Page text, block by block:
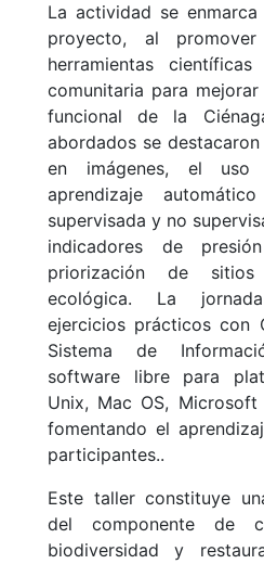
La actividad se
proyecto, al
herramientas
comunitaria para
funcional de la
abordados se
en imágenes, el
aprendizaje
supervisada y no
indicadores de
priorización de sitios
ecológica. La
ejercicios prácticos con
Sistema de
software libre para
Unix, Mac OS,
fomentando el
participantes..
Este taller constituye
del componente de
biodiversidad y